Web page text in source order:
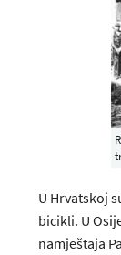
U Hrvatskoj
bicikli. U
namještaja